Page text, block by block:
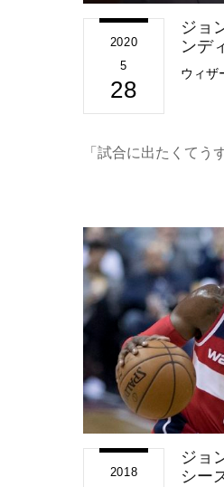
2020
5
28
ジョ
ンデ
ウィザ
「試合に出たくてう
2018
ジョ
シー